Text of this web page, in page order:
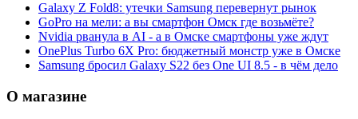
Galaxy Z Fold8: утечки Samsung перевернут рынок
GoPro на мели: а вы смартфон Омск где возьмёте?
Nvidia рванула в AI - а в Омске смартфоны уже ждут
OnePlus Turbo 6X Pro: бюджетный монстр уже в Омске
Samsung бросил Galaxy S22 без One UI 8.5 - в чём дело
О магазине